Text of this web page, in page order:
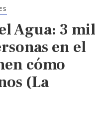
de
agua
al
día
por
un
Agua: 3 mil
en el
cómo
(La